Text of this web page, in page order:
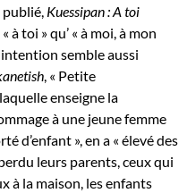
Kuessipan: A toi
toi » qu’ « à moi, à mon
semble aussi
, « Petite
enseigne la
à une jeune femme
d’enfant », en a « élevé des
leurs parents, ceux qui
à la maison, les enfants